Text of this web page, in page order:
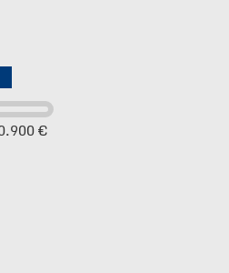
€